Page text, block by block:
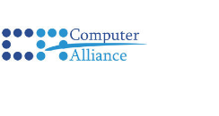
treści